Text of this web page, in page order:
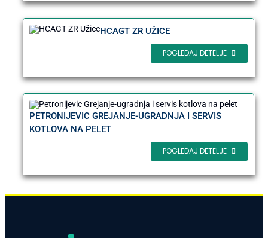
HCAGT ZR UŽICE
POGLEDAJ DETELJE
PETRONIJEVIC GREJANJE-UGRADNJA I SERVIS
KOTLOVA NA PELET
POGLEDAJ DETELJE